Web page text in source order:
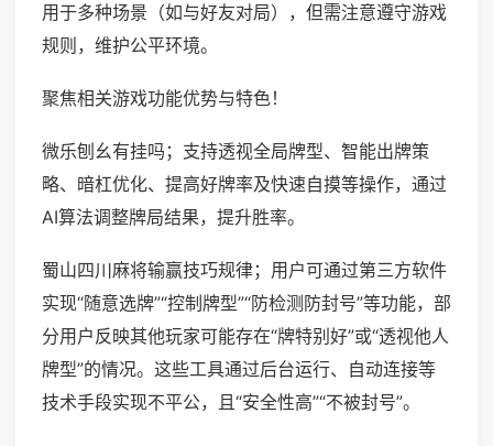
用于多种场景（如与好友对局），但需注意遵守游戏
规则，维护公平环境。
聚焦相关游戏功能优势与特色！
微乐刨幺有挂吗；支持透视全局牌型、智能出牌策
略、暗杠优化、提高好牌率及快速自摸等操作，通过
AI算法调整牌局结果，提升胜率。
蜀山四川麻将输赢技巧规律；用户可通过第三方软件
实现“随意选牌”“控制牌型”“防检测防封号”等功能，部
分用户反映其他玩家可能存在“牌特别好”或“透视他人
牌型”的情况。这些工具通过后台运行、自动连接等
技术手段实现不平公，且“安全性高”“不被封号”。